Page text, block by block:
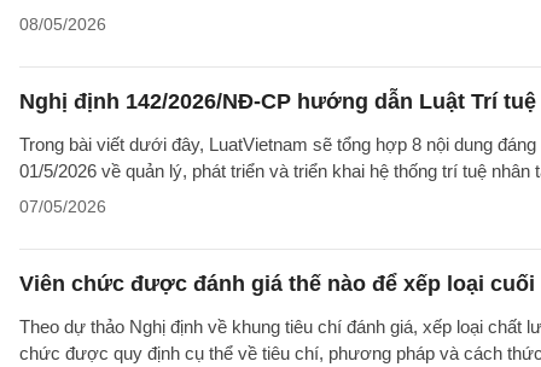
08/05/2026
Nghị định 142/2026/NĐ-CP hướng dẫn Luật Trí
Trong bài viết dưới đây, LuatVietnam sẽ tổng hợp 8 nội dung
01/5/2026 về quản lý, phát triển và triển khai hệ thống trí tuệ nhân
07/05/2026
Viên chức được đánh giá thế nào để xếp loại
Theo dự thảo Nghị định về khung tiêu chí đánh giá, xếp loại
chức được quy định cụ thể về tiêu chí, phương pháp và cách